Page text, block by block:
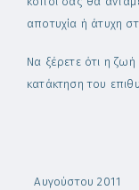
αποτυχία ή άτυχη
Να ξέρετε ότι η ζωή
κατάκτηση του
Αυγούστου 2011